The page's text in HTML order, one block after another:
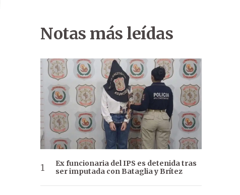
Notas más leídas
Ex funcionaria del IPS es detenida tras
ser imputada con Bataglia y Brítez